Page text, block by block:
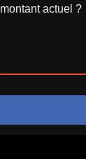
montant actuel ?